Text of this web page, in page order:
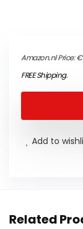
Amazon.nl Price:€
FREE Shipping.
Add to
Related